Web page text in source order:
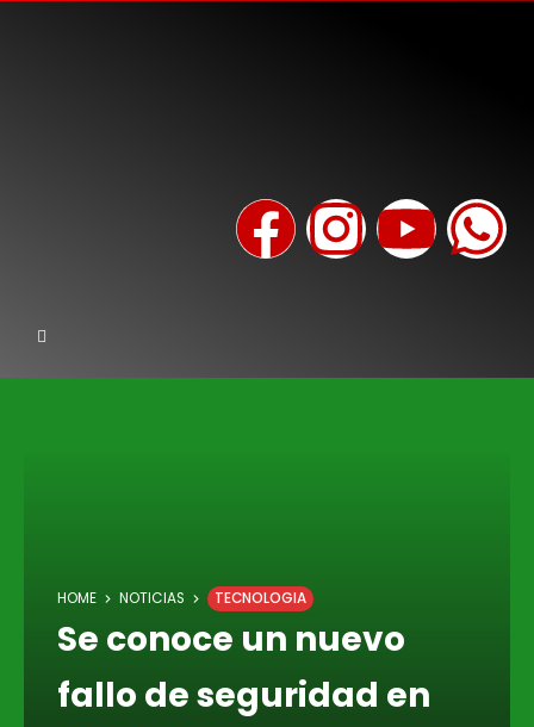
HOME NOTICIAS TECNOLOGIA
Se conoce un nuevo
fallo de seguridad en